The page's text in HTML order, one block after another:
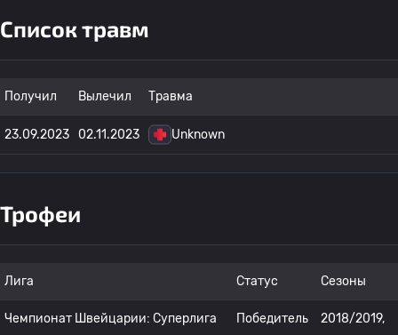
Список травм
Получил Вылечил Травма
23.09.2023 02.11.2023 Unknown
Трофеи
Лига Статус Сезоны
Чемпионат Швейцарии: Суперлига Победитель 2018/2019,